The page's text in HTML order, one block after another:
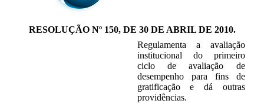
RESOLUÇÃO Nº 150, DE 30 DE ABRIL DE 2010.
Regulamenta a avaliação
institucional do primeiro
ciclo de avaliação de
desempenho para fins de
gratificação e dá outras
providências.